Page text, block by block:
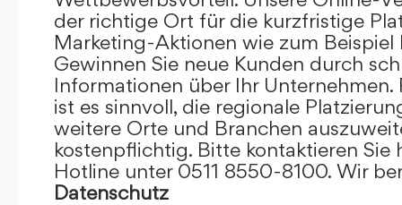
der richtige Ort für die kurzfristige
Marketing-Aktionen wie zum Beispiel
Gewinnen Sie neue Kunden durch
Informationen über Ihr Unternehmen.
ist es sinnvoll, die regionale
weitere Orte und Branchen
kostenpflichtig. Bitte kontaktieren Sie
Hotline unter 0511 8550-8100. Wir
Datenschutz